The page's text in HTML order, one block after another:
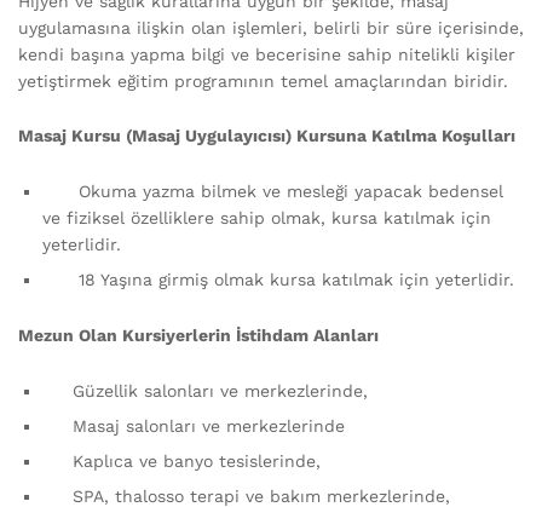
uygulamasına ilişkin olan işlemleri, belirli bir süre içerisinde,
kendi başına yapma bilgi ve becerisine sahip nitelikli kişiler
yetiştirmek eğitim programının temel amaçlarından biridir.
Masaj Kursu (Masaj Uygulayıcısı) Kursuna Katılma Koşulları
Okuma yazma bilmek ve mesleği yapacak bedensel
ve fiziksel özelliklere sahip olmak, kursa katılmak için
yeterlidir.
18 Yaşına girmiş olmak kursa katılmak için yeterlidir.
Mezun Olan Kursiyerlerin İstihdam Alanları
Güzellik salonları ve merkezlerinde,
Masaj salonları ve merkezlerinde
Kaplıca ve banyo tesislerinde,
SPA, thalosso terapi ve bakım merkezlerinde,